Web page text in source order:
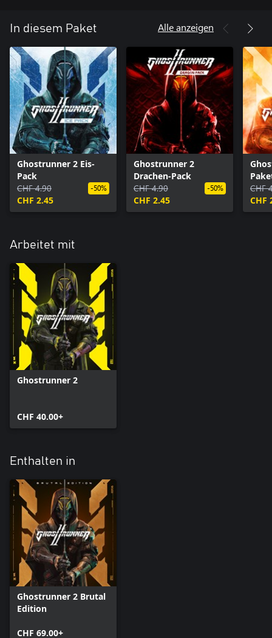
In diesem Paket Alle anzeigen
Ghostrunner 2 Eis-
Pack
CHF 4.90
CHF 2.45
-50%
Ghostrunner 2
Drachen-Pack
CHF 4.90
CHF 2.45
-50%
CHF
CHF
Arbeitet mit
Ghostrunner 2
CHF 40.00+
Enthalten in
Ghostrunner 2 Brutal
Edition
CHF 69.00+